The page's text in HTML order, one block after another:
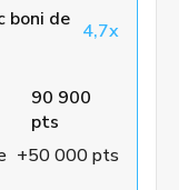
boni de 4,7x
90 900
pts
+50 000 pts